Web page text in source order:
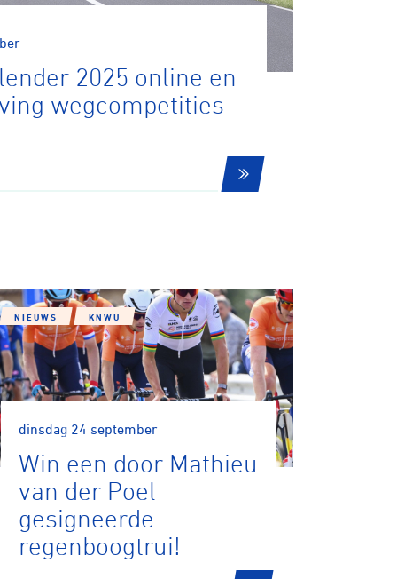
2025 online en
wegcompetities
NIEUWS KNWU
dinsdag 24 september
Win een door Mathieu
van der Poel
gesigneerde
regenboogtrui!
Cycling
Biketrial